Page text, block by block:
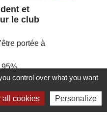
et
le club
portée à
control over what you want
all cookies Personalize